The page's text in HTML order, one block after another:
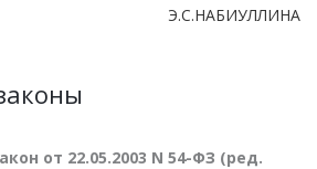
Э.С.НАБИУЛЛИНА
от 22.05.2003 N 54-ФЗ (ред.